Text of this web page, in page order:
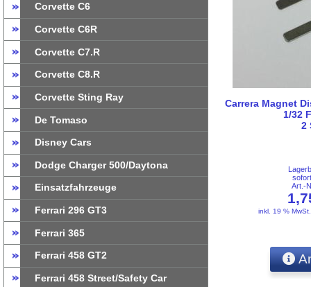
Corvette C6
Corvette C6R
Corvette C7.R
Corvette C8.R
Corvette Sting Ray
De Tomaso
Disney Cars
Dodge Charger 500/Daytona
Einsatzfahrzeuge
Ferrari 296 GT3
Ferrari 365
Ferrari 458 GT2
Ferrari 458 Street/Safety Car
Carrera Magnet
1/32
2
Art.-
inkl. 19 %